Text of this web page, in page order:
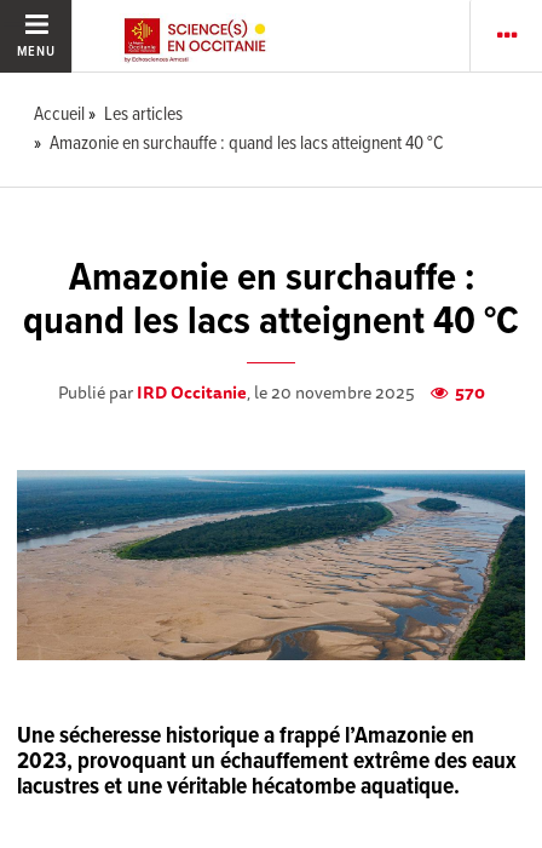
MENU
Accueil
Les articles
Amazonie en surchauffe : quand les lacs atteignent 40 °C
Amazonie en surchauffe :
quand les lacs atteignent 40 °C
Publié parIRD Occitanie, le 20 novembre 2025 570
Une sécheresse historique a frappé l’Amazonie en
2023, provoquant un échauffement extrême des eaux
lacustres et une véritable hécatombe aquatique.